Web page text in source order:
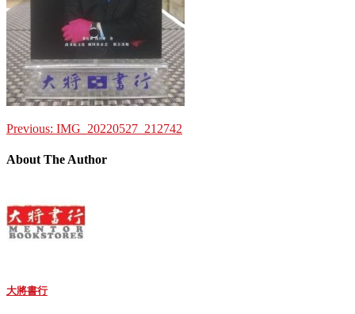
Previous: IMG_20220527_212742
About The Author
大將書行